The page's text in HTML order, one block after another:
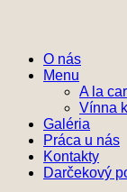
O nás
Menu
A la
Vínna
Galéria
Práca u nás
Kontakty
Darčekový